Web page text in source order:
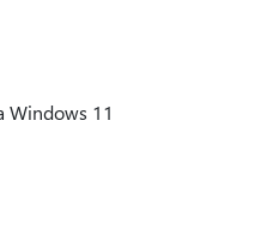
Windows 11